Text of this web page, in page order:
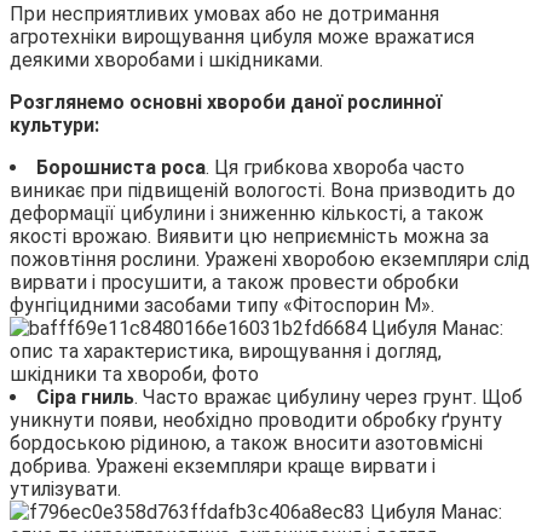
При несприятливих умовах або не дотримання
агротехніки вирощування цибуля може вражатися
деякими хворобами і шкідниками.
Розглянемо основні хвороби даної рослинної
культури:
Борошниста роса. Ця грибкова хвороба часто
виникає при підвищеній вологості. Вона призводить до
деформації цибулини і зниженню кількості, а також
якості врожаю. Виявити цю неприємність можна за
пожовтіння рослини. Уражені хворобою екземпляри слід
вирвати і просушити, а також провести обробки
фунгіцидними засобами типу «Фітоспорин М».
Сіра гниль. Часто вражає цибулину через грунт. Щоб
уникнути появи, необхідно проводити обробку ґрунту
бордоською рідиною, а також вносити азотовмісні
добрива. Уражені екземпляри краще вирвати і
утилізувати.